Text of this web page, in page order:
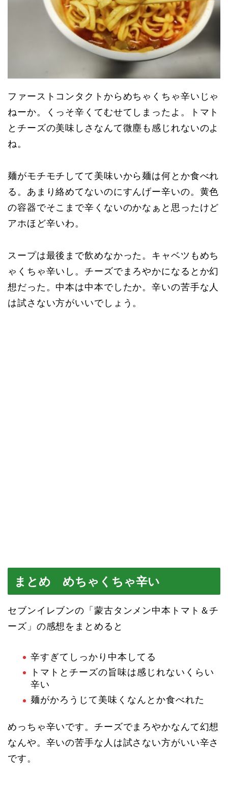
ファーストコンタクトからめちゃくちゃ辛いじゃ
ねーか。くっそ辛くてむせてしまったよ。トマト
とチーズの美味しさなんて微塵も感じれないのよ
ね。
麺がモチモチしてて美味いから麺は何とか食べれ
る。あまり絡めてないのにすんげー辛いの。黄色
の容器でそこまで辛くないのかなぁと思ったけど
アホほど辛いわ。
スープは最後まで飲めなかった。キャベツもめち
ゃくちゃ辛いし。チーズでまろやかになるとか幻
想だった。中本は中本でしたか。辛いの苦手な人
は試さない方がいいでしょう。
まとめ めちゃくちゃ辛い
セブンイレブンの「蒙古タンメン中本トマト＆チ
ーズ」の感想をまとめると
辛すぎてしっかり中本してる
トマトとチーズの旨味は感じれないくらい
辛い
麺がかろうじて美味くなんとか食べれた
めっちゃ辛いです。チーズでまろやかなんて幻想
なんや。辛いの苦手な人は試さない方がいい辛さ
です。